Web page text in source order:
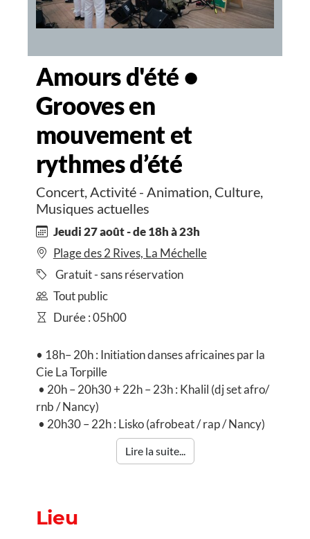
Amours d'été •
Grooves en
mouvement et
rythmes d’été
Concert, Activité - Animation, Culture,
Musiques actuelles
Jeudi 27 août - de 18h à 23h
Plage des 2 Rives, La Méchelle
Gratuit - sans réservation
Tout public
Durée : 05h00
• 18h– 20h : Initiation danses africaines par la
Cie La Torpille
• 20h – 20h30 + 22h – 23h : Khalil (dj set afro/
rnb / Nancy)
• 20h30 – 22h : Lisko (afrobeat / rap / Nancy)
Lire la suite...
Lieu